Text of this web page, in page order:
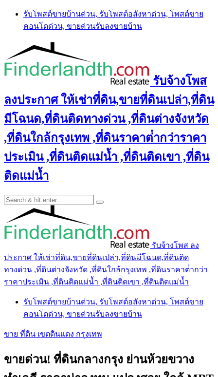
Skip
content
รับโพสต์ขายบ้านด่วน, รับโพสต์อสังหาด่วน, โพสต์ขาย
คอนโดด่วน, ขายด่วนรับลงขายบ้าน
รับจ้างโพส
ลงประกาศ ให้เช่าที่ดิน,ขายที่ดินเปล่า,ที่ดิน
มีโฉนด,ที่ดินติดทางด่วน ,ที่ดินต่างจังหวัด
,ที่ดินใกล้กรุงเทพ ,ที่ดินราคาต่ํากว่าราคา
ประเมิน ,ที่ดินติดแม่น้ำ ,ที่ดินติดเขา ,ที่ดิน
ติดแม่น้ำ
รับจ้างโพส ลง
ประกาศ ให้เช่าที่ดิน,ขายที่ดินเปล่า,ที่ดินมีโฉนด,ที่ดินติด
ทางด่วน ,ที่ดินต่างจังหวัด ,ที่ดินใกล้กรุงเทพ ,ที่ดินราคาต่ํากว่า
ราคาประเมิน ,ที่ดินติดแม่น้ำ ,ที่ดินติดเขา ,ที่ดินติดแม่น้ำ
รับโพสต์ขายบ้านด่วน, รับโพสต์อสังหาด่วน, โพสต์ขาย
คอนโดด่วน, ขายด่วนรับลงขายบ้าน
ขาย ที่ดิน เขตดินแดง กรุงเทพ
ขายด่วน! ที่ดินกลางกรุง ย่านห้วยขวาง